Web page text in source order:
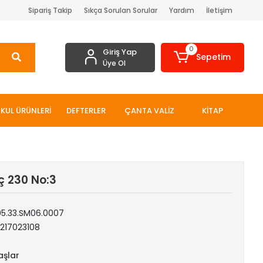
Sipariş Takip Sıkça Sorulan Sorular Yardım İletişim
Giriş Yap
Üye Ol
0
Sepetim
ÜRÜNLERİ DEFTERLER ÇANTA VALİZ KİTAP
230 No:3